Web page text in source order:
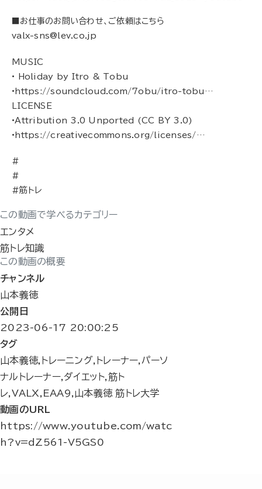
■お仕事のお問い合わせ、ご依頼はこちら
valx-sns@lev.co.jp
MUSIC
• Holiday by Itro & Tobu
•https://soundcloud.com/7obu/itro-tobu…
LICENSE
•Attribution 3.0 Unported (CC BY 3.0)
•https://creativecommons.org/licenses/…
#
#
#筋トレ
この動画で学べるカテゴリー
エンタメ
筋トレ知識
この動画の概要
チャンネル
山本義徳
公開日
2023-06-17 20:00:25
タグ
山本義徳,トレーニング,トレーナー,パーソ
ナルトレーナー,ダイエット,筋ト
レ,VALX,EAA9,山本義徳 筋トレ大学
動画のURL
https://www.youtube.com/watc
h?v=dZ561-V5GS0